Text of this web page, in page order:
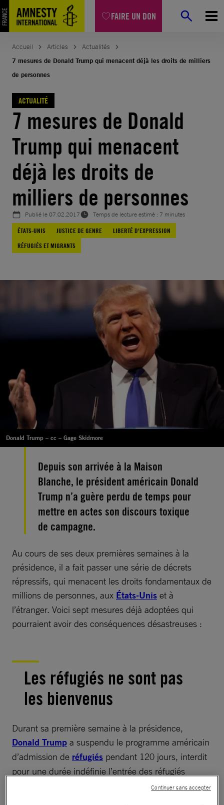
FAIRE UN DON
Aller
au
contenu
Accueil Articles
Actualités
7 mesures de Donald Trump qui menacent déjà les droits de milliers
de personnes
ACTUALITÉ
7 mesures de Donald
Trump qui menacent
déjà les droits de
milliers de personnes
Publié le07.02.2017
Temps de lecture estimé : 7 minutes
ÉTATS-UNIS
JUSTICE DE GENRE
LIBERTÉ D'EXPRESSION
RÉFUGIÉS ET MIGRANTS
Donald Trump – cc – Gage Skidmore
Depuis son arrivée à la Maison
Blanche, le président américain Donald
Trump n’a guère perdu de temps pour
mettre en actes son discours toxique
de campagne.
Au cours de ses deux premières semaines à la
présidence, il a fait passer une série de décrets
répressifs, qui menacent les droits fondamentaux de
millions de personnes, aux États-Unis et à
l’étranger. Voici sept mesures déjà adoptées qui
pourraient avoir des conséquences désastreuses :
Les réfugiés ne sont pas
les bienvenus
Durant sa première semaine à la présidence,
Donald Trump a suspendu le programme américain
d’admission de réfugiés pendant 120 jours, interdit
pour une durée indéfinie l’entrée des réfugiés
syriens et fixé le nombre maximum de réfugiés à 50
Continuer sans accepter